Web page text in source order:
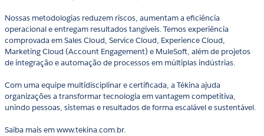
Nossas metodologias reduzem riscos, aumentam a eficiência
operacional e entregam resultados tangíveis. Temos experiência
comprovada em Sales Cloud, Service Cloud, Experience Cloud,
Marketing Cloud (Account Engagement) e MuleSoft, além de projetos
de integração e automação de processos em múltiplas indústrias.
Com uma equipe multidisciplinar e certificada, a Tékina ajuda
organizações a transformar tecnologia em vantagem competitiva,
unindo pessoas, sistemas e resultados de forma escalável e sustentável.
Saiba mais em www.tekina.com.br.